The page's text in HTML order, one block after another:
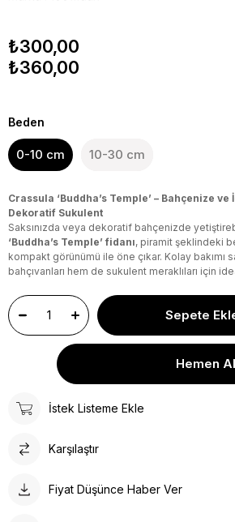
₺300,00
₺360,00
Beden
0-10 cm 10-30 cm
Crassula ‘Buddha’s Temple’ – Bahçenize ve
Dekoratif Sukulent
Saksınızda veya dekoratif bahçenizde
‘Buddha’s Temple’ fidanı, piramit şeklindeki
kompakt görünümü ile öne çıkar. Kolay bakımı
bahçıvanları hem de sukulent meraklıları için
İstek Listeme Ekle
Karşılaştır
Fiyat Düşünce Haber Ver